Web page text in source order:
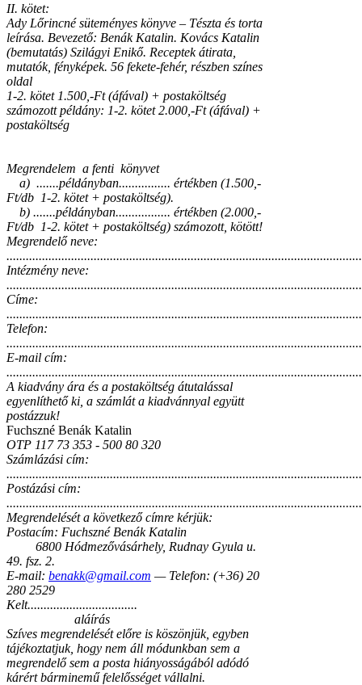
II. kötet:
Ady Lőrincné süteményes könyve – Tészta és torta
leírása. Bevezető: Benák Katalin. Kovács Katalin
(bemutatás) Szilágyi Enikő. Receptek átirata,
mutatók, fényképek. 56 fekete-fehér, részben színes
oldal
1-2. kötet 1.500,-Ft (áfával) + postaköltség
számozott példány: 1-2. kötet 2.000,-Ft (áfával) +
postaköltség
Megrendelem a fenti könyvet
a) .......példányban................ értékben (1.500,-
Ft/db 1-2. kötet + postaköltség).
b) .......példányban................. értékben (2.000,-
Ft/db 1-2. kötet + postaköltség) számozott, kötött!
Megrendelő neve:
Intézmény neve:
Címe:
Telefon:
E-mail cím:
A kiadvány ára és a postaköltség átutalással
egyenlíthető ki, a számlát a kiadvánnyal együtt
postázzuk!
Fuchszné Benák Katalin
OTP 117 73 353 - 500 80 320
Számlázási cím:
Postázási cím:
Megrendelését a következő címre kérjük:
Postacím: Fuchszné Benák Katalin
6800 Hódmezővásárhely, Rudnay Gyula u.
49. fsz. 2.
E-mail: benakk@gmail.com — Telefon: (+36) 20
280 2529
Kelt..................................
aláírás
Szíves megrendelését előre is köszönjük, egyben
tájékoztatjuk, hogy nem áll módunkban sem a
megrendelő sem a posta hiányosságából adódó
kárért bárminemű felelősséget vállalni.